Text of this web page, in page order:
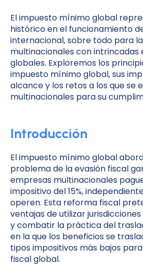
El impuesto mínimo global
histórico en el funcionamiento
internacional, sobre todo para
multinacionales con intrincadas
globales. Exploremos los
impuesto mínimo global, sus
alcance y los retos a los que se
multinacionales para su
Introducción
El impuesto mínimo global
problema de la evasión fiscal
empresas multinacionales
impositivo del 15%,
operen. Esta reforma fiscal
ventajas de utilizar
y combatir la práctica del
en la que los beneficios se
tipos impositivos más bajos
fiscal global.